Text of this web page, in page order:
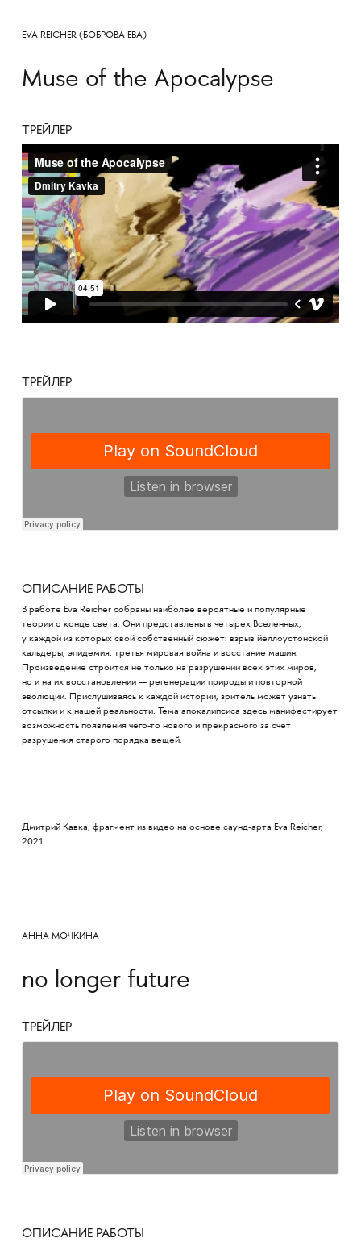
EVA REICHER (БОБРОВА ЕВА)
Muse of the Apocalypse
ТРЕЙЛЕР
ТРЕЙЛЕР
ОПИСАНИЕ РАБОТЫ
В работе Eva Reicher собраны наиболее вероятные и популярные
теории о конце света. Они представлены в четырех Вселенных,
у каждой из которых свой собственный сюжет: взрыв йеллоустонской
кальдеры, эпидемия, третья мировая война и восстание машин.
Произведение строится не только на разрушении всех этих миров,
но и на их восстановлении — регенерации природы и повторной
эволюции. Прислушиваясь к каждой истории, зритель может узнать
отсылки и к нашей реальности. Тема апокалипсиса здесь манифестирует
возможность появления чего-то нового и прекрасного за счет
разрушения старого порядка вещей.
Дмитрий Кавка, фрагмент из видео на основе саунд-арта Eva Reicher,
2021
АННА МОЧКИНА
no longer future
ТРЕЙЛЕР
ОПИСАНИЕ РАБОТЫ